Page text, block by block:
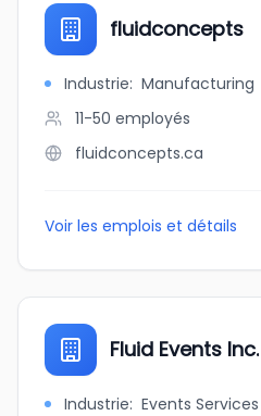
fluidconcepts
Industrie: Manufacturing
11-50 employés
fluidconcepts.ca
Voir les emplois et détails
Fluid Events Inc.
Industrie: Events Services